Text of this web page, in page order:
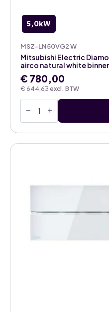
5,0kW
MSZ-LN50VG2 W
€ 644,63 excl. BTW
Mitsubishi Electric
airco natural white
€ 780,00
Mitsubishi
Electric
MSZ-
LN50VG2
W